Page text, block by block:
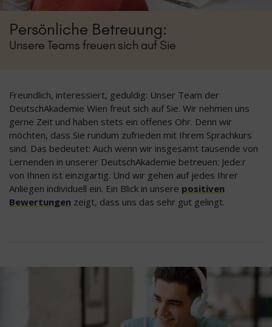
Persönliche Betreuung:
Unsere Teams freuen sich auf Sie
Freundlich, interessiert, geduldig: Unser Team der
DeutschAkademie Wien freut sich auf Sie. Wir nehmen uns
gerne Zeit und haben stets ein offenes Ohr. Denn wir
möchten, dass Sie rundum zufrieden mit Ihrem Sprachkurs
sind. Das bedeutet: Auch wenn wir insgesamt tausende von
Lernenden in unserer DeutschAkademie betreuen: Jede:r
von Ihnen ist einzigartig. Und wir gehen auf jedes Ihrer
Anliegen individuell ein. Ein Blick in unsere positiven
Bewertungen zeigt, dass uns das sehr gut gelingt.